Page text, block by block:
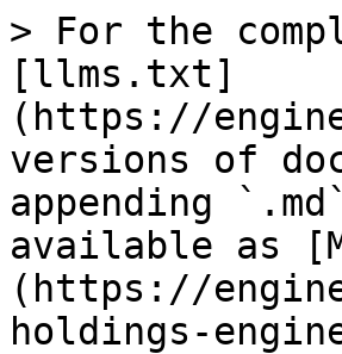
> For the
[llms.txt]
(https://
versions of
appending
available as
(https://
holdings-